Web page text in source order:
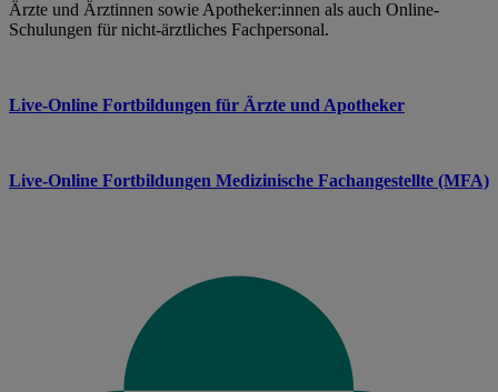
Ärzte und Ärztinnen sowie Apotheker:innen als auch Online-
Schulungen für nicht-ärztliches Fachpersonal.
Live-Online Fortbildungen für Ärzte und Apotheker
Live-Online Fortbildungen Medizinische Fachangestellte (MFA)